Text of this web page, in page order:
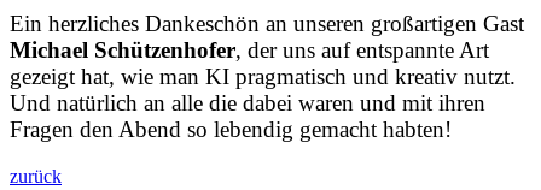
Ein herzliches Dankeschön an unseren großartigen Gast
Michael Schützenhofer, der uns auf entspannte Art
gezeigt hat, wie man KI pragmatisch und kreativ nutzt.
Und natürlich an alle die dabei waren und mit ihren
Fragen den Abend so lebendig gemacht habten!
zurück